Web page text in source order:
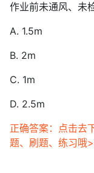
作业前未通风、未
A. 1.5m
B. 2m
C. 1m
D. 2.5m
正确答案：点击去
题、刷题、练习哦